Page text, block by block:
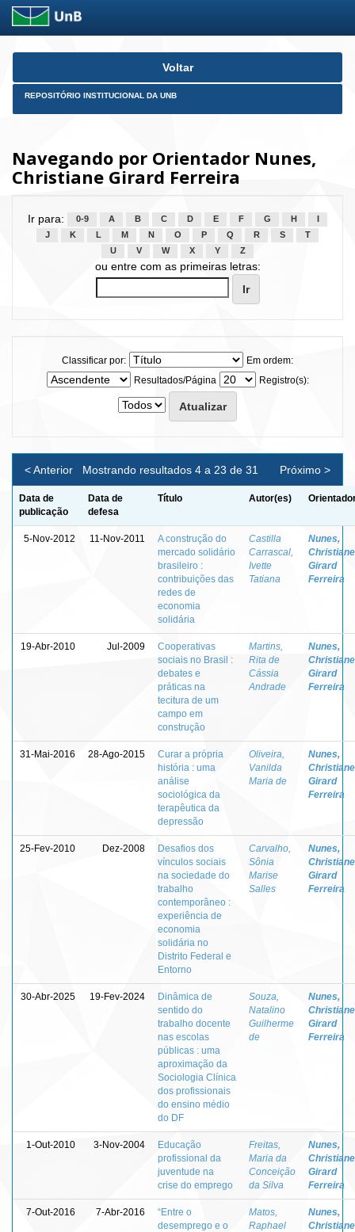
Skip
Voltar
REPOSITÓRIO INSTITUCIONAL DA UNB
Navegando por Orientador Nunes,
Christiane Girard Ferreira
Ir para: 0-9 A B C D E F G H
J
K L M N O P Q R S
T
U
V W X Y Z
ou entre com as primeiras letras:
Classificar por:
Em ordem:
Resultados/Página
Registro(s):
Mostrando resultados 4 a 23 de 31
< Anterior Próximo >
Data de
publicação
Data de
defesa
Título Autor(es)
5-Nov-2012 11-Nov-2011
A construção do
mercado solidário
brasileiro :
contribuições das
redes de
economia
solidária
Castilla
Carrascal,
Ivette
Tatiana
Nunes,
Christiane
Girard
Ferreira
19-Abr-2010 Jul-2009
Cooperativas
sociais no Brasil :
debates e
práticas na
tecitura de um
campo em
construção
Martins,
Rita de
Cássia
Andrade
Nunes,
Christiane
Girard
Ferreira
31-Mai-2016 28-Ago-2015
Curar a própria
história : uma
análise
sociológica da
terapêutica da
depressão
Oliveira,
Vanilda
Maria de
Nunes,
Christiane
Girard
Ferreira
25-Fev-2010 Dez-2008
Desafios dos
vínculos sociais
na sociedade do
trabalho
contemporâneo :
experiência de
economia
solidária no
Distrito Federal e
Entorno
Carvalho,
Sônia
Marise
Salles
Nunes,
Christiane
Girard
Ferreira
30-Abr-2025 19-Fev-2024
Dinâmica de
sentido do
trabalho docente
nas escolas
públicas : uma
aproximação da
Sociologia Clínica
dos profissionais
do ensino médio
do DF
Souza,
Natalino
Guilherme
de
Nunes,
Christiane
Girard
Ferreira
1-Out-2010 3-Nov-2004
Educação
profissional da
juventude na
crise do emprego
Freitas,
Maria da
Conceição
da Silva
Nunes,
Christiane
Girard
Ferreira
7-Out-2016 7-Abr-2016
“Entre o
desemprego e o
Matos,
Raphael
Nunes,
Christiane